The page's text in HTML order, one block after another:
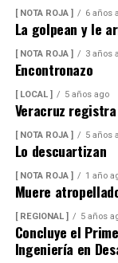
especialmente en
más altas.
Vecinos
familias a buscar
necesidades
Dulce María
explicó que la
autoridades
realizadas en
concretar la obra
suministro.
[ NOTA ROJA ] 6 años
La golpean y le
[ NOTA ROJA ] 3 años
Encontronazo
[ LOCAL ] 5 años ago
Veracruz
[ NOTA ROJA ] 5 años
Lo descuartizan
[ NOTA ROJA ] 1 año
Muere
[ REGIONAL ] 5 años
Concluye el
Ingeniería en